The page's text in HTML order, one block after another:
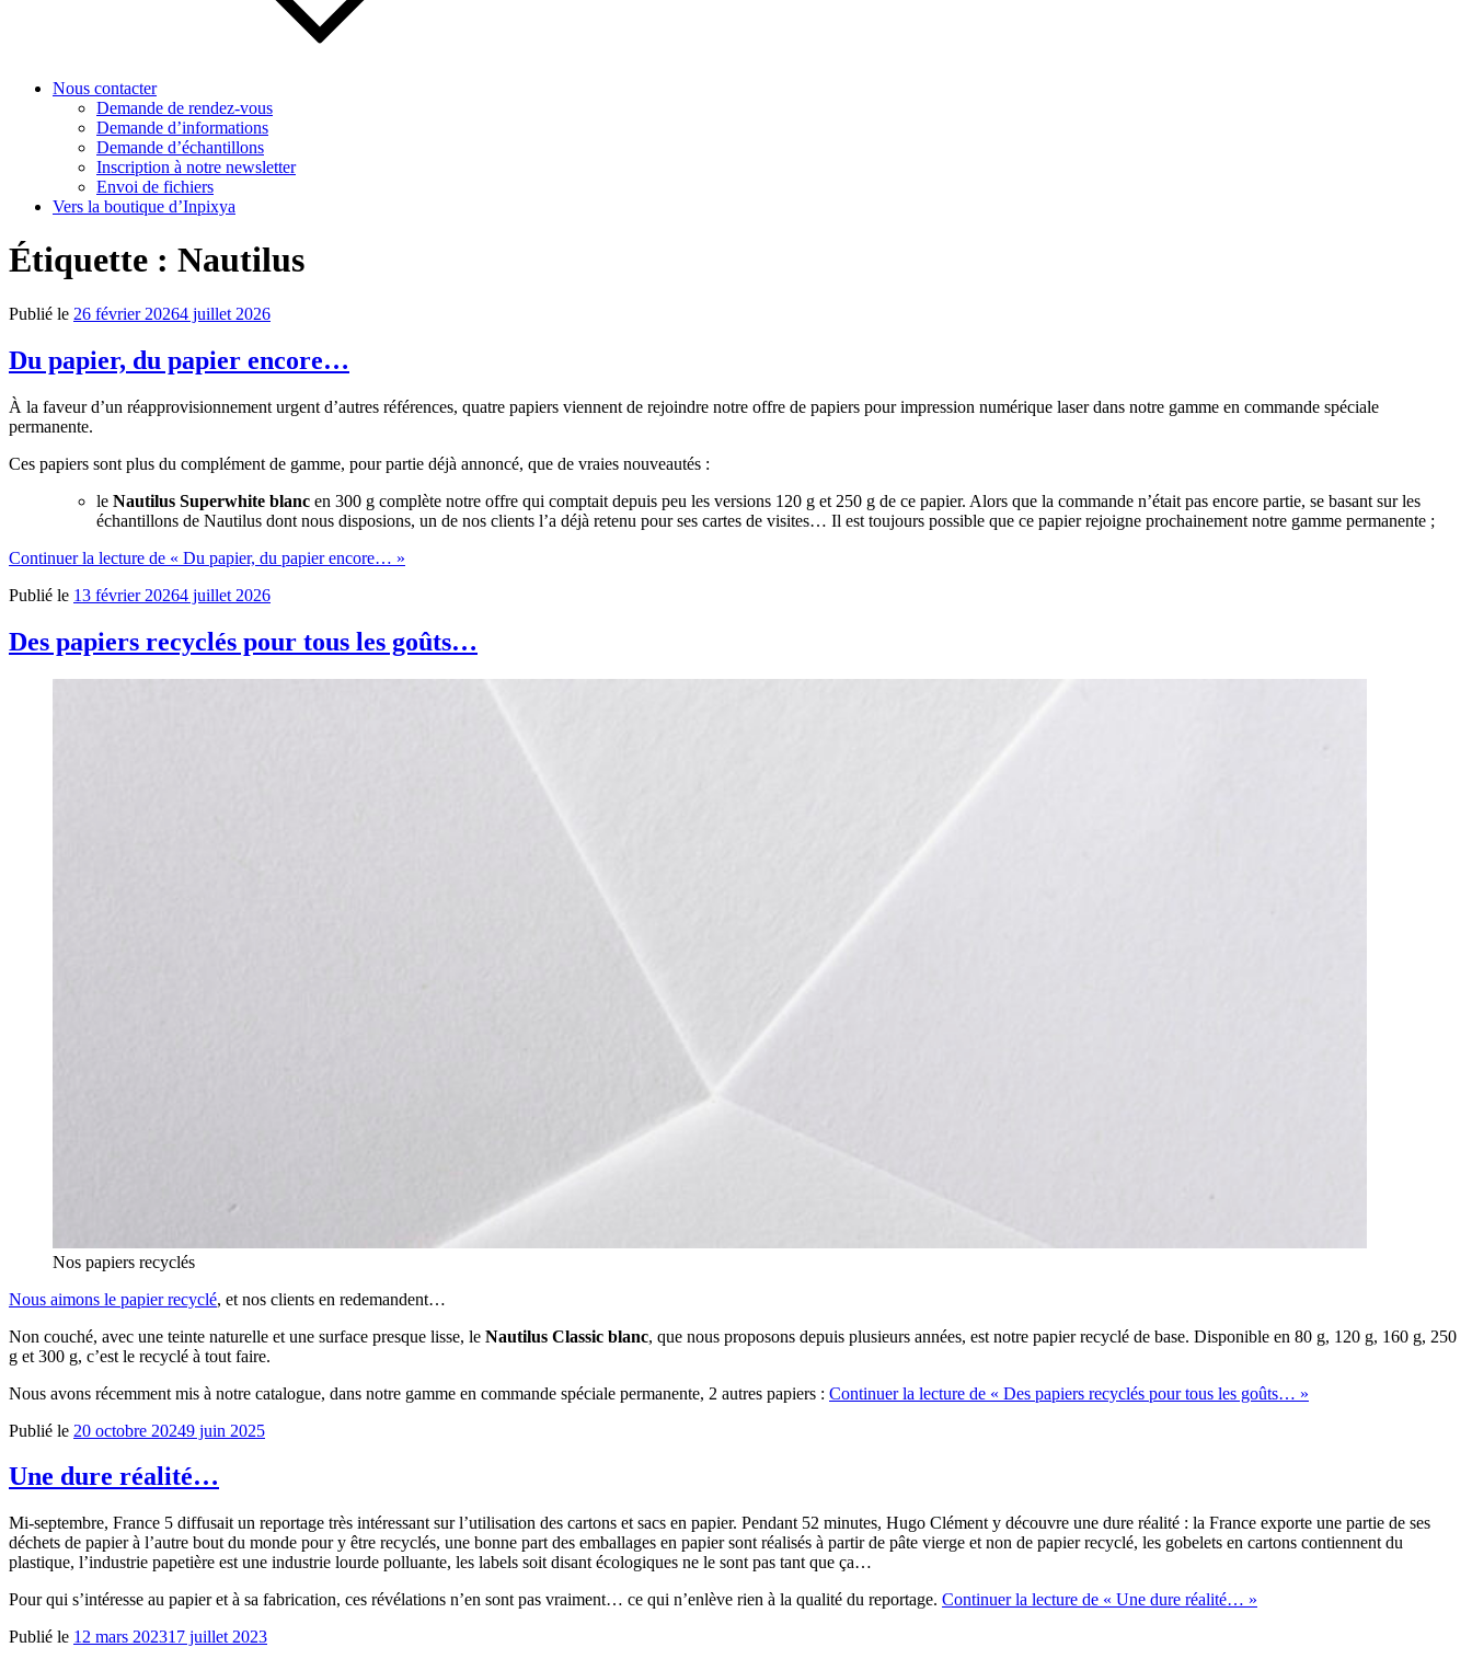
Nous contacter
Demande de rendez-vous
Demande d’informations
Demande d’échantillons
Inscription à notre newsletter
Envoi de fichiers
Vers la boutique d’Inpixya
Étiquette : Nautilus
Publié le 26 février 20264 juillet 2026
Du papier, du papier encore…
À la faveur d’un réapprovisionnement urgent d’autres références, quatre papiers viennent de rejoindre notre offre de papiers pour impression numérique laser dans notre gamme en commande spéciale
permanente.
Ces papiers sont plus du complément de gamme, pour partie déjà annoncé, que de vraies nouveautés :
le Nautilus Superwhite blanc en 300 g complète notre offre qui comptait depuis peu les versions 120 g et 250 g de ce papier. Alors que la commande n’était pas encore partie, se basant sur les
échantillons de Nautilus dont nous disposions, un de nos clients l’a déjà retenu pour ses cartes de visites… Il est toujours possible que ce papier rejoigne prochainement notre gamme permanente ;
Continuer la lecture de « Du papier, du papier encore… »
Publié le 13 février 20264 juillet 2026
Des papiers recyclés pour tous les goûts…
Nos papiers recyclés
Nous aimons le papier recyclé, et nos clients en redemandent…
Non couché, avec une teinte naturelle et une surface presque lisse, le Nautilus Classic blanc, que nous proposons depuis plusieurs années, est notre papier recyclé de base. Disponible en 80 g, 120 g, 160 g, 250
g et 300 g, c’est le recyclé à tout faire.
Nous avons récemment mis à notre catalogue, dans notre gamme en commande spéciale permanente, 2 autres papiers : Continuer la lecture de « Des papiers recyclés pour tous les goûts… »
Publié le 20 octobre 20249 juin 2025
Une dure réalité…
Mi-septembre, France 5 diffusait un reportage très intéressant sur l’utilisation des cartons et sacs en papier. Pendant 52 minutes, Hugo Clément y découvre une dure réalité : la France exporte une partie de ses
déchets de papier à l’autre bout du monde pour y être recyclés, une bonne part des emballages en papier sont réalisés à partir de pâte vierge et non de papier recyclé, les gobelets en cartons contiennent du
plastique, l’industrie papetière est une industrie lourde polluante, les labels soit disant écologiques ne le sont pas tant que ça…
Pour qui s’intéresse au papier et à sa fabrication, ces révélations n’en sont pas vraiment… ce qui n’enlève rien à la qualité du reportage. Continuer la lecture de « Une dure réalité… »
Publié le 12 mars 202317 juillet 2023